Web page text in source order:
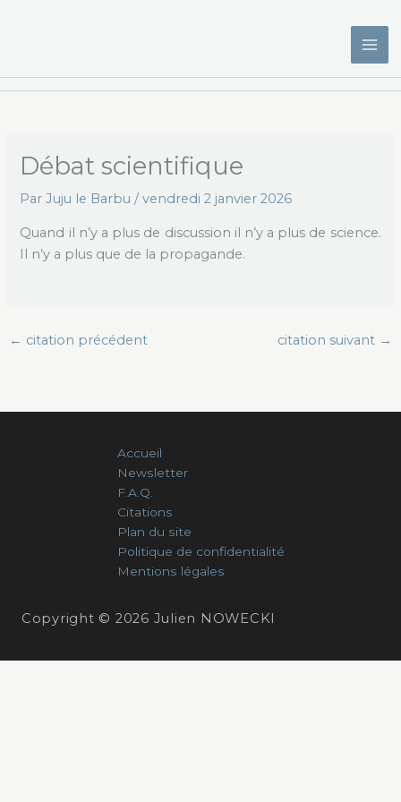
Débat scientifique
ParJuju le Barbu/vendredi 2 janvier 2026
Quand il n’y a plus de discussion il n’y a plus de science.
Il n’y a plus que de la propagande.
← citation précédent citation suivant →
Accueil
Newsletter
F.A.Q.
Citations
Plan du site
Politique de confidentialité
Mentions légales
Copyright © 2026 Julien NOWECKI